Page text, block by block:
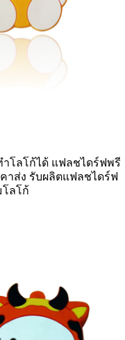
โลโก้ได้ แฟลชไดร์ฟพรี
าส่ง รับผลิตแฟลชไดร์ฟ
ลโก้